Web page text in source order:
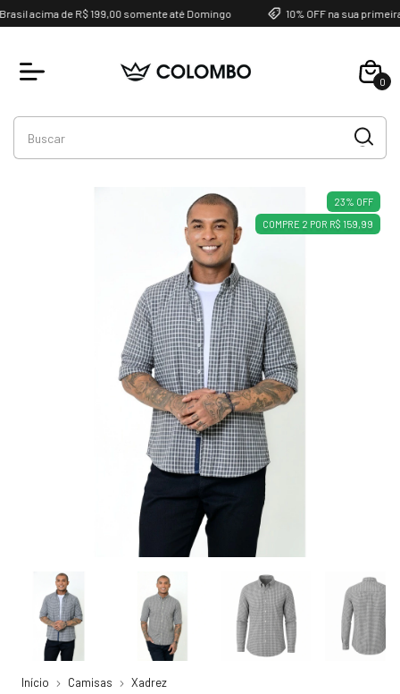
acima de R$ 199,00 somente até Domingo 10% OFF na sua primeira
0
23% OFF
COMPRE 2 POR R$ 159,99
Início Camisas Xadrez